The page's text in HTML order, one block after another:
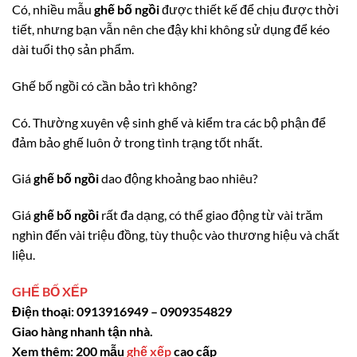
Có, nhiều mẫu ghế bố ngồiđược thiết kế để chịu được thời
tiết, nhưng bạn vẫn nên che đậy khi không sử dụng để kéo
dài tuổi thọ sản phẩm.
Ghế bố ngồi có cần bảo trì không?
Có. Thường xuyên vệ sinh ghế và kiểm tra các bộ phận để
đảm bảo ghế luôn ở trong tình trạng tốt nhất.
Giághế bố ngồidao động khoảng bao nhiêu?
Giághế bố ngồi rất đa dạng, có thể giao động từ vài trăm
nghìn đến vài triệu đồng, tùy thuộc vào thương hiệu và chất
liệu.
GHẾ BỐ XẾP
Điện thoại: 0913916949 – 0909354829
Giao hàng nhanh tận nhà.
Xem thêm: 200 mẫu ghế xếpcao cấp